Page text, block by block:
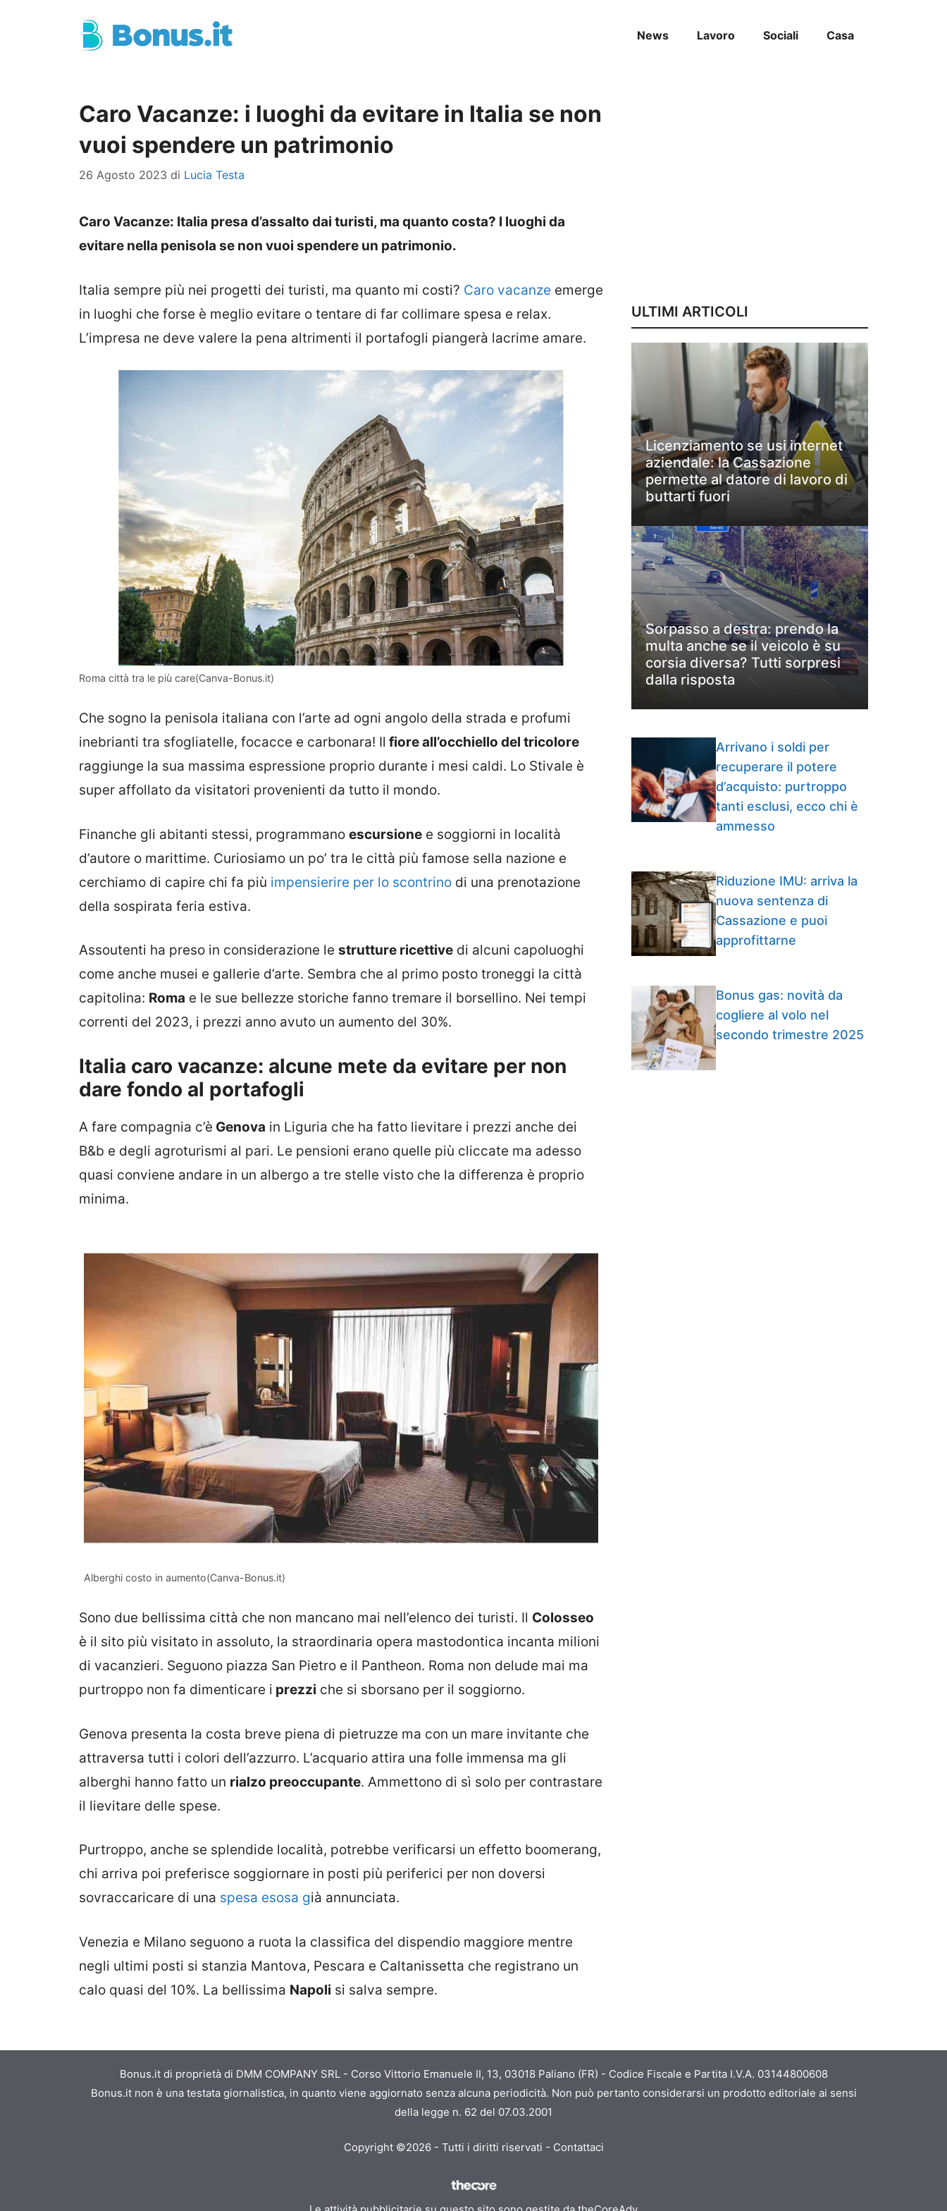
News Lavoro Sociali Casa
Caro Vacanze: i luoghi da evitare in Italia se non
vuoi spendere un patrimonio
26 Agosto 2023 di Lucia Testa
Caro Vacanze: Italia presa d’assalto dai turisti, ma quanto costa? I luoghi da
evitare nella penisola se non vuoi spendere un patrimonio.
Italia sempre più nei progetti dei turisti, ma quanto mi costi? Caro vacanze emerge
in luoghi che forse è meglio evitare o tentare di far collimare spesa e relax.
L’impresa ne deve valere la pena altrimenti il portafogli piangerà lacrime amare.
Roma città tra le più care(Canva-Bonus.it)
Che sogno la penisola italiana con l’arte ad ogni angolo della strada e profumi
inebrianti tra sfogliatelle, focacce e carbonara! Il fiore all’occhiello del tricolore
raggiunge la sua massima espressione proprio durante i mesi caldi. Lo Stivale è
super affollato da visitatori provenienti da tutto il mondo.
Finanche gli abitanti stessi, programmano escursione e soggiorni in località
d’autore o marittime. Curiosiamo un po’ tra le città più famose sella nazione e
cerchiamo di capire chi fa più impensierire per lo scontrino di una prenotazione
della sospirata feria estiva.
Assoutenti ha preso in considerazione le strutture ricettive di alcuni capoluoghi
come anche musei e gallerie d’arte. Sembra che al primo posto troneggi la città
capitolina: Roma e le sue bellezze storiche fanno tremare il borsellino. Nei tempi
correnti del 2023, i prezzi anno avuto un aumento del 30%.
Italia caro vacanze: alcune mete da evitare per non
dare fondo al portafogli
A fare compagnia c’è Genova in Liguria che ha fatto lievitare i prezzi anche dei
B&b e degli agroturismi al pari. Le pensioni erano quelle più cliccate ma adesso
quasi conviene andare in un albergo a tre stelle visto che la differenza è proprio
minima.
Alberghi costo in aumento(Canva-Bonus.it)
Sono due bellissima città che non mancano mai nell’elenco dei turisti. Il Colosseo
è il sito più visitato in assoluto, la straordinaria opera mastodontica incanta milioni
di vacanzieri. Seguono piazza San Pietro e il Pantheon. Roma non delude mai ma
purtroppo non fa dimenticare i prezzi che si sborsano per il soggiorno.
Genova presenta la costa breve piena di pietruzze ma con un mare invitante che
attraversa tutti i colori dell’azzurro. L’acquario attira una folle immensa ma gli
alberghi hanno fatto un rialzo preoccupante. Ammettono di sì solo per contrastare
il lievitare delle spese.
Purtroppo, anche se splendide località, potrebbe verificarsi un effetto boomerang,
chi arriva poi preferisce soggiornare in posti più periferici per non doversi
sovraccaricare di una spesa esosa già annunciata.
Venezia e Milano seguono a ruota la classifica del dispendio maggiore mentre
negli ultimi posti si stanzia Mantova, Pescara e Caltanissetta che registrano un
calo quasi del 10%. La bellissima Napoli si salva sempre.
ULTIMI ARTICOLI
Licenziamento se usi internet
aziendale: la Cassazione
permette al datore di lavoro di
buttarti fuori
Sorpasso a destra: prendo la
multa anche se il veicolo è su
corsia diversa? Tutti sorpresi
dalla risposta
Arrivano i soldi per
recuperare il potere
d’acquisto: purtroppo
tanti esclusi, ecco chi è
ammesso
Riduzione IMU: arriva la
nuova sentenza di
Cassazione e puoi
approfittarne
Bonus gas: novità da
cogliere al volo nel
secondo trimestre 2025
Bonus.it di proprietà di DMM COMPANY SRL - Corso Vittorio Emanuele II, 13, 03018 Paliano (FR) - Codice Fiscale e Partita I.V.A. 03144800608
Bonus.it non è una testata giornalistica, in quanto viene aggiornato senza alcuna periodicità. Non può pertanto considerarsi un prodotto editoriale ai sensi
della legge n. 62 del 07.03.2001
Copyright ©2026 - Tutti i diritti riservati - Contattaci